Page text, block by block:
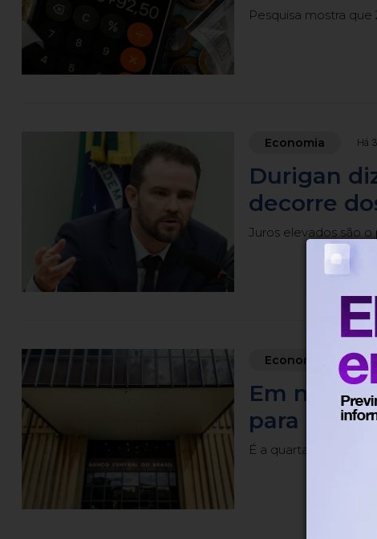
Pesquisa mostra
Economia Há
Durigan
decorre
Juros elevados são
Economia Há
Em nova
para 14%
É a quarta redução